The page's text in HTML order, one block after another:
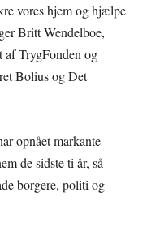
vores hjem og hjælpe
Britt Wendelboe,
af TrygFonden og
Bolius og Det
opnået markante
de sidste ti år, så
borgere, politi og